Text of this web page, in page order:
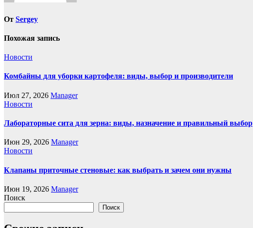
От Sergey
Похожая запись
Новости
Комбайны для уборки картофеля: виды, выбор и производители
Июл 27, 2026 Manager
Новости
Лабораторные сита для зерна: виды, назначение и правильный выбор
Июн 29, 2026 Manager
Новости
Клапаны приточные стеновые: как выбрать и зачем они нужны
Июн 19, 2026 Manager
Поиск
Поиск